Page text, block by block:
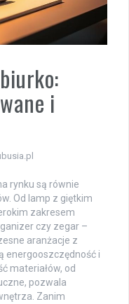
i
rynku są równie
Od lamp z giętkim
zakresem
czy zegar –
aranżacje z
energooszczędność i
materiałów, od
pozwala
Zanim